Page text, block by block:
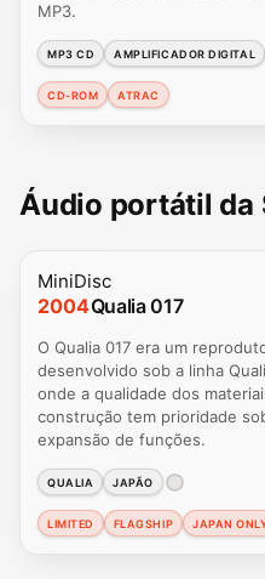
MP3.
MP3 CD AMPLIFICADOR DIGITAL
CD-ROM ATRAC
Áudio portátil da
MiniDisc
2004Qualia 017
O Qualia 017 era um
desenvolvido sob a linha
onde a qualidade dos
construção tem prioridade
expansão de funções.
QUALIA JAPÃO
LIMITED FLAGSHIP JAPAN